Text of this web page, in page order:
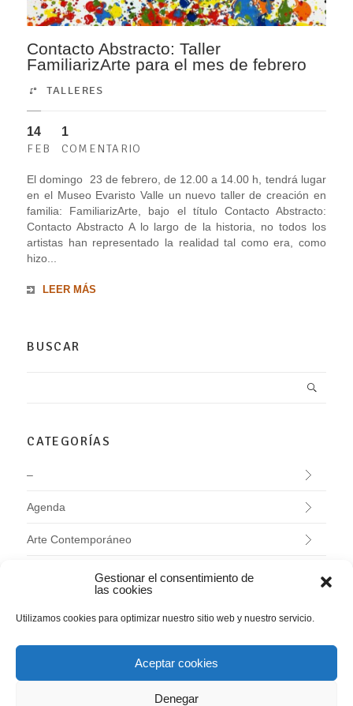
Gestionar el consentimiento de
las cookies
Utilizamos cookies para optimizar nuestro sitio web y nuestro servicio.
Aceptar cookies
Denegar
Contacto Abstracto: Taller
FamiliarizArte para el mes de febrero
TALLERES
14
FEB
1
COMENTARIO
El domingo 23 de febrero, de 12.00 a 14.00 h, tendrá lugar
en el Museo Evaristo Valle un nuevo taller de creación en
familia: FamiliarizArte, bajo el título Contacto Abstracto:
Contacto Abstracto A lo largo de la historia, no todos los
artistas han representado la realidad tal como era, como
hizo...
LEER MÁS
BUSCAR
CATEGORÍAS
–
Agenda
Arte Contemporáneo